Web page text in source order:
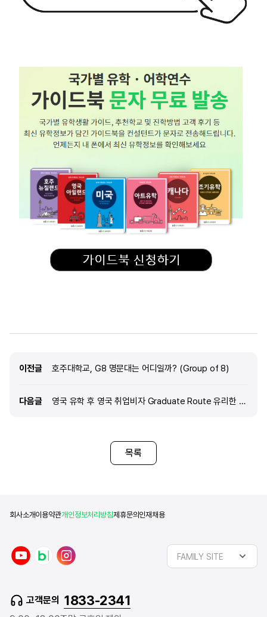
이전글 이전글
호주대학교, G8 명문대는 어디일까? (Group of 8)
다음글 다음글
영국 유학 후 영국 취업비자 Graduate Route 유리한 이유는 뭘까?
목록
회사소개이용약관개인정보처리방침제휴문의 인재채용
u
n
a
r
a
FAMILY SITE
고객문의 1833-2341